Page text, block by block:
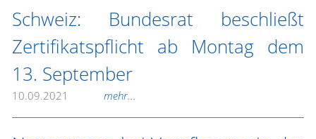
Schweiz: Bundesrat beschließt
Zertifikatspflicht ab Montag dem
13. September
10.09.2021 mehr...